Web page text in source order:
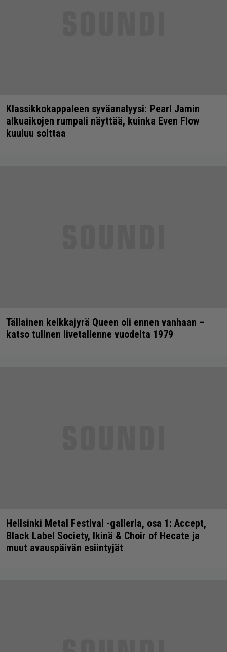
Klassikkokappaleen syväanalyysi: Pearl Jamin
alkuaikojen rumpali näyttää, kuinka Even Flow
kuuluu soittaa
Tällainen keikkajyrä Queen oli ennen vanhaan –
katso tulinen livetallenne vuodelta 1979
Hellsinki Metal Festival -galleria, osa 1: Accept,
Black Label Society, Ikinä & Choir of Hecate ja
muut avauspäivän esiintyjät